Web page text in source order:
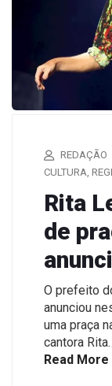
REDAÇÃO
CULTURA,
Rita
de
O prefeito
anunciou
uma praça
cantora
Read More